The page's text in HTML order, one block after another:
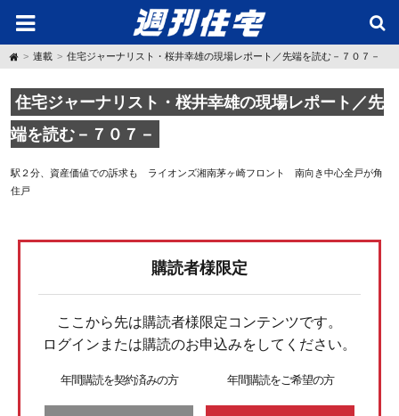
H
o
e
連載 住宅ジャーナリスト・桜井幸雄の現場レポート／先端を読む－７０７－
住宅ジャーナリスト・桜井幸雄の現場レポート／先
端を読む－７０７－
駅２分、資産価値での訴求も ライオンズ湘南茅ヶ崎フロント 南向き中心全戸が角
住戸
購読者様限定
ここから先は購読者様限定コンテンツです。
ログインまたは購読のお申込みをしてください。
年間購読を契約済みの方 年間購読をご希望の方